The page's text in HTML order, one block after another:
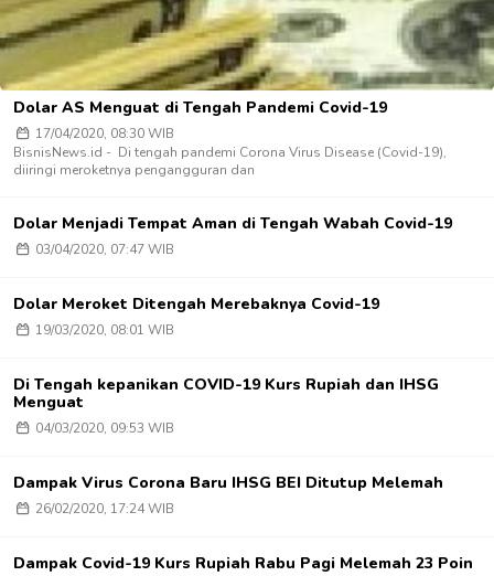
Dolar AS Menguat di Tengah Pandemi Covid-19
17/04/2020, 08:30 WIB
BisnisNews.id - Di tengah pandemi Corona Virus Disease (Covid-19),
diiringi meroketnya pengangguran dan
Dolar Menjadi Tempat Aman di Tengah Wabah Covid-19
03/04/2020, 07:47 WIB
Dolar Meroket Ditengah Merebaknya Covid-19
19/03/2020, 08:01 WIB
Di Tengah kepanikan COVID-19 Kurs Rupiah dan IHSG
Menguat
04/03/2020, 09:53 WIB
Dampak Virus Corona Baru IHSG BEI Ditutup Melemah
26/02/2020, 17:24 WIB
Dampak Covid-19 Kurs Rupiah Rabu Pagi Melemah 23 Poin